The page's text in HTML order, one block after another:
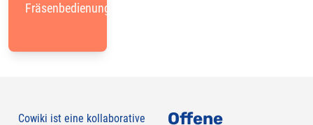
Fräsenbedienung
Cowiki ist eine kollaborative Offene